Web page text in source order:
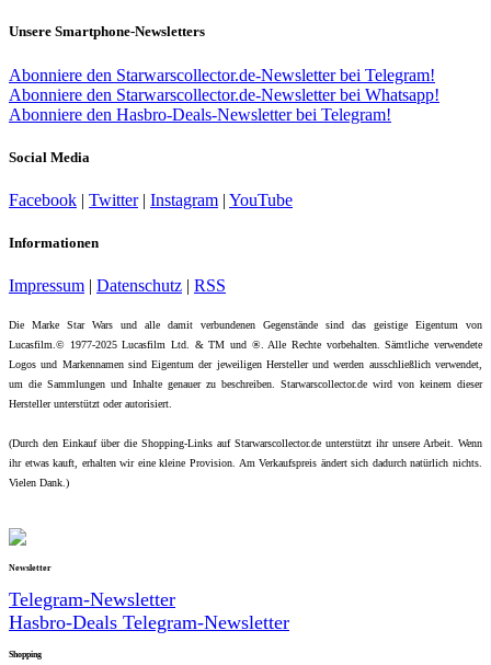
Unsere Smartphone-Newsletters
Abonniere den Starwarscollector.de-Newsletter bei Telegram!
Abonniere den Starwarscollector.de-Newsletter bei Whatsapp!
Abonniere den Hasbro-Deals-Newsletter bei Telegram!
Social Media
Facebook | Twitter| Instagram | YouTube
Informationen
Impressum | Datenschutz | RSS
Die Marke Star Wars und alle damit verbundenen Gegenstände sind das geistige Eigentum von
Lucasfilm.© 1977-2025 Lucasfilm Ltd. & TM und ®. Alle Rechte vorbehalten. Sämtliche verwendete
Logos und Markennamen sind Eigentum der jeweiligen Hersteller und werden ausschließlich verwendet,
um die Sammlungen und Inhalte genauer zu beschreiben. Starwarscollector.de wird von keinem dieser
Hersteller unterstützt oder autorisiert.
(Durch den Einkauf über die Shopping-Links auf Starwarscollector.de unterstützt ihr unsere Arbeit. Wenn
ihr etwas kauft, erhalten wir eine kleine Provision. Am Verkaufspreis ändert sich dadurch natürlich nichts.
Vielen Dank.)
Newsletter
Telegram-Newsletter
Hasbro-Deals Telegram-Newsletter
Shopping